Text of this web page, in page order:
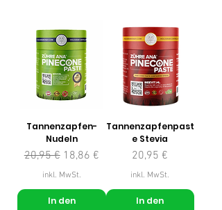
Tannenzapfen-
Nudeln
Standardpreis
20,95 € Sale-Preis
18,86 €
inkl. MwSt.
In den
Tannenzapfenpast
e Stevia
Preis
20,95 €
inkl. MwSt.
In den